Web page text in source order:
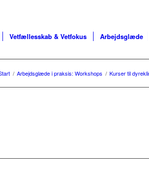
Vetfællesskab & Vetfokus Arbejdsglæde
/ Arbejdsglæde i praksis: Workshops / Kurser til